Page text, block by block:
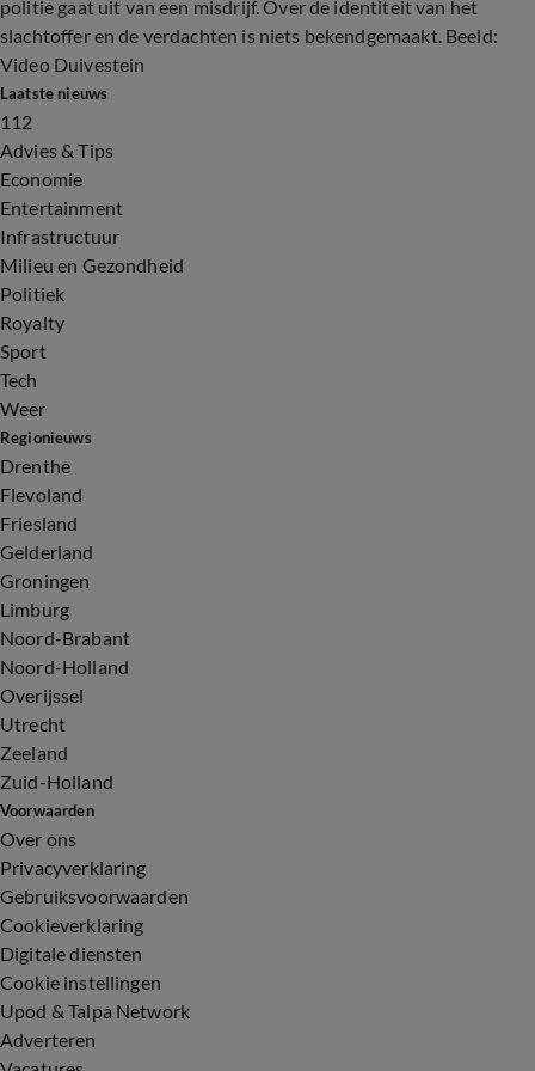
politie gaat uit van een misdrijf. Over de identiteit van het
slachtoffer en de verdachten is niets bekendgemaakt. Beeld:
Video Duivestein
Laatste nieuws
112
Advies & Tips
Economie
Entertainment
Infrastructuur
Milieu en Gezondheid
Politiek
Royalty
Sport
Tech
Weer
Regionieuws
Drenthe
Flevoland
Friesland
Gelderland
Groningen
Limburg
Noord-Brabant
Noord-Holland
Overijssel
Utrecht
Zeeland
Zuid-Holland
Voorwaarden
Over ons
Privacyverklaring
Gebruiksvoorwaarden
Cookieverklaring
Digitale diensten
Cookie instellingen
Upod & Talpa Network
Adverteren